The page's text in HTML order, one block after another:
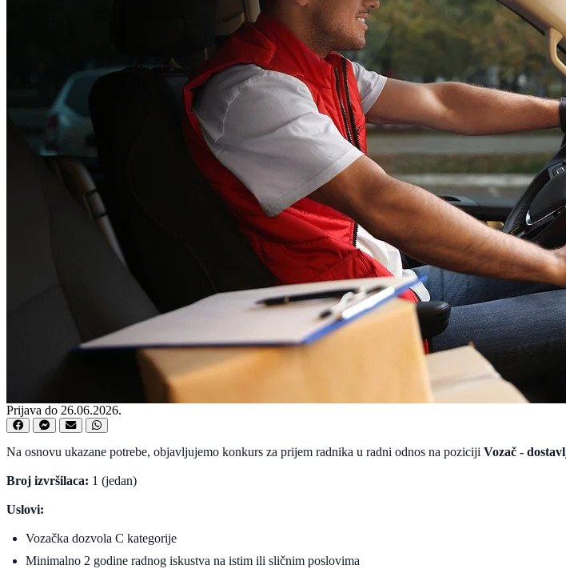
Prijava do 26.06.2026.
Na osnovu ukazane potrebe, objavljujemo konkurs za prijem radnika u radni odnos na poziciji Vozač -
Broj izvršilaca: 1 (jedan)
Uslovi:
Vozačka dozvola C kategorije
Minimalno 2 godine radnog iskustva na istim ili sličnim poslovima